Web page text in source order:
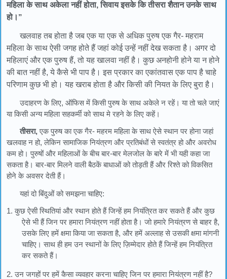
महिला के साथ अकेला नहीं होता, सिवाय इसके कि तीसरा शैतान उनके साथ
हो। ”
खलवाह तब होता है जब एक या एक से अधिक पुरुष एक गैर- महराम
महिला के साथ ऐसी जगह होते हैं जहां कोई उन्हें नहीं देख सकता है। अगर दो
महिलाएं और एक पुरुष हैं, तो यह खालवा नहीं है। कुछ अनहोनी होने या न होने
की बात नहीं है, ये कैसे भी पाप है। इस प्रकार का एकांतवास एक पाप है चाहे
परिणाम कुछ भी हो। यह खराब होता है और किसी की नियत के लिए बुरा है।
उदाहरण के लिए, ऑफिस में किसी पुरुष के साथ अकेले न रहें। या तो चले जाएं
या किसी अन्य महिला सहकर्मी को साथ मे रहने के लिए कहें।
तीसरा,एक पुरुष का एक गैर- महरम महिला के साथ ऐसे स्थान पर होना जहां
खलवाह न हो, लेकिन सामाजिक नियंत्रण और प्रतिबंधों से स्वतंत्र हो और अवरोध
कम हो। पुरुषों और महिलाओं के बीच बार-बार मेलजोल के बारे में भी यही कहा जा
सकता है। बार-बार मिलने वाली बैठकें बाधाओं को तोड़ती हैं और रिश्ते को विकसित
होने के अवसर देती हैं।
यहां दो बिंदुओं को समझना चाहिए:
1. कुछ ऐसी स्थितियां और स्थान होते हैं जिन्हें हम नियंत्रित कर सकते हैं और कुछ
ऐसे भी हैं जिन पर हमारा नियंत्रण नहीं होता है। जो हमारे नियंत्रण से बाहर है,
उसके लिए हमें क्षमा किया जा सकता है, और हमें अल्लाह से उसकी क्षमा मांगनी
चाहिए। साथ ही हम उन स्थानों के लिए ज़िम्मेदार होते हैं जिन्हें हम नियंत्रित
कर सकते हैं।
2. उन जगहों पर हमें कैसा व्यवहार करना चाहिए जिन पर हमारा नियंत्रण नहीं है?